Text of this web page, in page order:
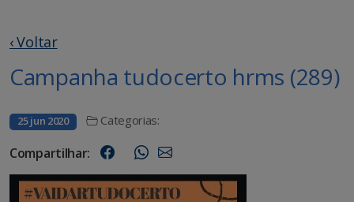
‹ Voltar
Campanha tudocerto hrms (289)
25 jun 2020 Categorias:
Compartilhar: